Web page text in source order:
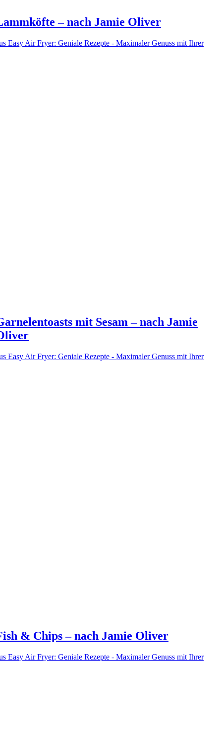
– nach Jamie Oliver
Easy Air Fryer: Geniale Rezepte - Maximaler Genuss mit Ihrer
mit Sesam – nach Jamie
Easy Air Fryer: Geniale Rezepte - Maximaler Genuss mit Ihrer
& Chips – nach Jamie Oliver
Easy Air Fryer: Geniale Rezepte - Maximaler Genuss mit Ihrer